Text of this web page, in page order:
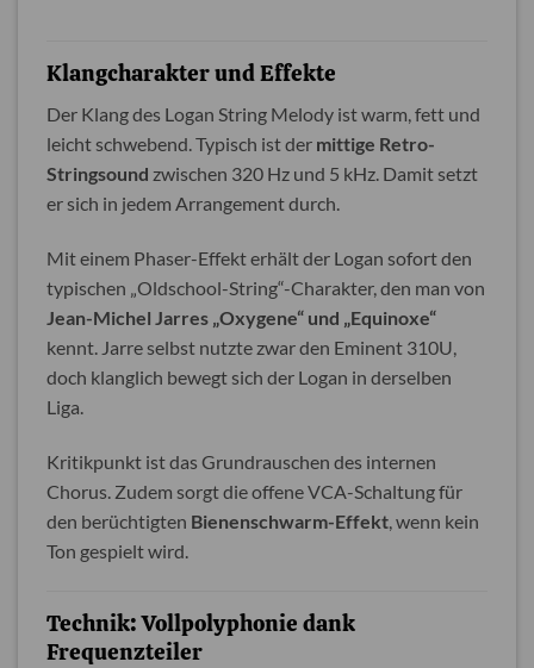
Klangcharakter und Effekte
Der Klang des Logan String Melody ist warm, fett und
leicht schwebend. Typisch ist der mittige Retro-
Stringsound zwischen 320 Hz und 5 kHz. Damit setzt
er sich in jedem Arrangement durch.
Mit einem Phaser-Effekt erhält der Logan sofort den
typischen „Oldschool-String“-Charakter, den man von
Jean-Michel Jarres „Oxygene“ und „Equinoxe“
kennt. Jarre selbst nutzte zwar den Eminent 310U,
doch klanglich bewegt sich der Logan in derselben
Liga.
Kritikpunkt ist das Grundrauschen des internen
Chorus. Zudem sorgt die offene VCA-Schaltung für
den berüchtigten Bienenschwarm-Effekt , wenn kein
Ton gespielt wird.
Technik: Vollpolyphonie dank
Frequenzteiler